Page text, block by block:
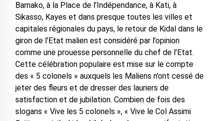
Bamako, à la Place de l’Indépendance, à Kati, à
Sikasso, Kayes et dans presque toutes les villes et
capitales régionales du pays, le retour de Kidal dans le
giron de l’Etat malien est considéré par l’opinion
comme une prouesse personnelle du chef de l’Etat.
Cette célébration populaire est mise sur le compte
des « 5 colonels » auxquels les Maliens n’ont cessé de
jeter des fleurs et de dresser des lauriers de
satisfaction et de jubilation. Combien de fois des
slogans « Vive les 5 colonels », « Vive le Col Assimi